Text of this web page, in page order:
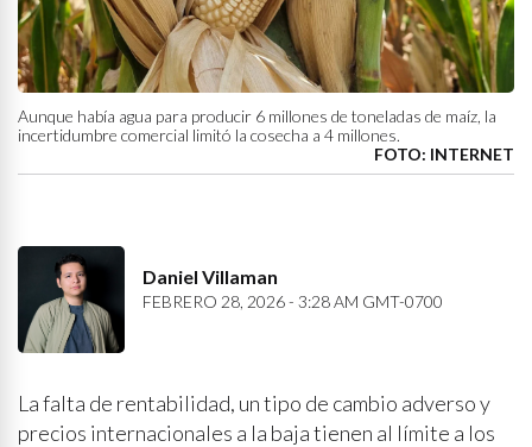
Aunque había agua para producir 6 millones de toneladas de maíz, la
incertidumbre comercial limitó la cosecha a 4 millones.
FOTO: INTERNET
Daniel Villaman
FEBRERO 28, 2026 - 3:28 AM GMT-0700
La falta de rentabilidad, un tipo de cambio adverso y
precios internacionales a la baja tienen al límite a los